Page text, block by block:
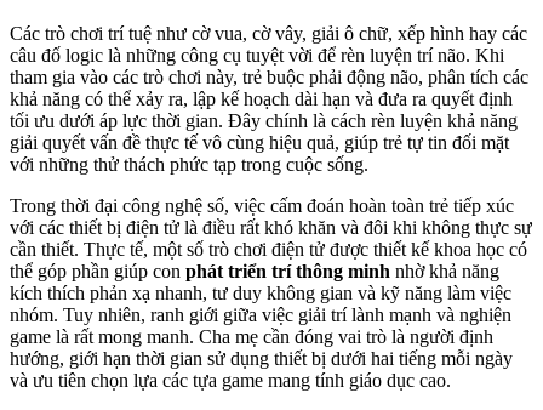
Các trò chơi trí tuệ như cờ vua, cờ vây, giải ô chữ, xếp hình hay các
câu đố logic là những công cụ tuyệt vời để rèn luyện trí não. Khi
tham gia vào các trò chơi này, trẻ buộc phải động não, phân tích các
khả năng có thể xảy ra, lập kế hoạch dài hạn và đưa ra quyết định
tối ưu dưới áp lực thời gian. Đây chính là cách rèn luyện khả năng
giải quyết vấn đề thực tế vô cùng hiệu quả, giúp trẻ tự tin đối mặt
với những thử thách phức tạp trong cuộc sống.
Trong thời đại công nghệ số, việc cấm đoán hoàn toàn trẻ tiếp xúc
với các thiết bị điện tử là điều rất khó khăn và đôi khi không thực sự
cần thiết. Thực tế, một số trò chơi điện tử được thiết kế khoa học có
thể góp phần giúp con phát triển trí thông minh nhờ khả năng
kích thích phản xạ nhanh, tư duy không gian và kỹ năng làm việc
nhóm. Tuy nhiên, ranh giới giữa việc giải trí lành mạnh và nghiện
game là rất mong manh. Cha mẹ cần đóng vai trò là người định
hướng, giới hạn thời gian sử dụng thiết bị dưới hai tiếng mỗi ngày
và ưu tiên chọn lựa các tựa game mang tính giáo dục cao.